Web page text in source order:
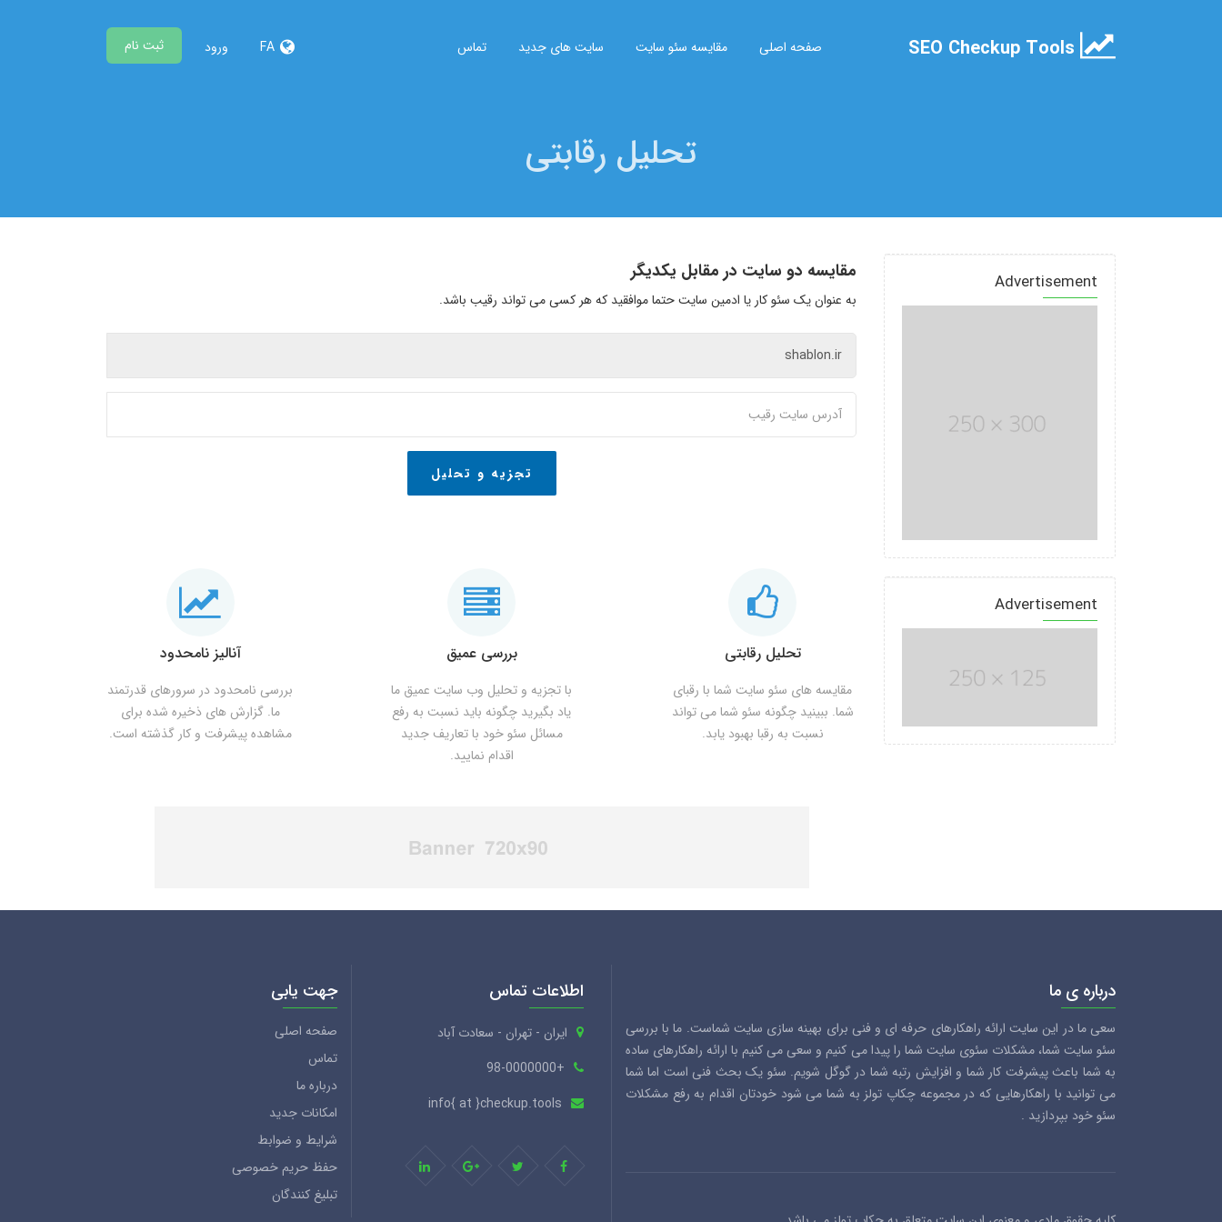
صفحه اصلی مقایسه سئو سایت سایت های جدید تماس FA ورود ثبت نام
تحلیل رقابتی
Advertisement
Advertisement
مقایسه دو سایت در مقابل یکدیگر
به عنوان یک سئو کار یا ادمین سایت حتما موافقید که هر کسی می تواند رقیب باشد.
تجزیه و تحلیل
آنالیز نامحدود
بررسی نامحدود در سرورهای قدرتمند
ما. گزارش های ذخیره شده برای
مشاهده پیشرفت و کار گذشته است.
بررسی عمیق
با تجزیه و تحلیل وب سایت عمیق ما
یاد بگیرید چگونه باید نسبت به رفع
مسائل سئو خود با تعاریف جدید
اقدام نمایید.
تحلیل رقابتی
مقایسه های سئو سایت شما با رقبای
شما. ببینید چگونه سئو شما می تواند
نسبت به رقبا بهبود یابد.
درباره ی ما
سعی ما در این سایت ارائه راهکارهای حرفه ای و فنی برای بهینه سازی سایت شماست. ما با بررسی
سئو سایت شما، مشکلات سئوی سایت شما را پیدا می کنیم و سعی می کنیم با ارائه راهکارهای ساده
به شما باعث پیشرفت کار شما و افزایش رتبه شما در گوگل شویم. سئو یک بحث فنی است اما شما
می توانید با راهکارهایی که در مجموعه چکاپ تولز به شما می شود خودتان اقدام به رفع مشکلات
سئو خود بپردازید .
اطلاعات تماس
ایران - تهران - سعادت آباد
+98-0000000
info{ at }checkup.tools
جهت یابی
صفحه اصلی
تماس
درباره ما
امکانات جدید
شرایط و ضوابط
حفظ حریم خصوصی
تبلیغ کنندگان